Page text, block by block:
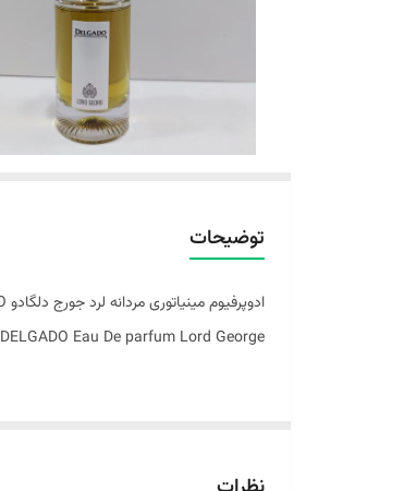
توضیحات
ادوپرفیوم مینیاتوری مردانه لرد جورج دلگادو DELGADO حجم 25 میلی
DELGADO Eau De parfum Lord George
رایحه: تلخ گرم